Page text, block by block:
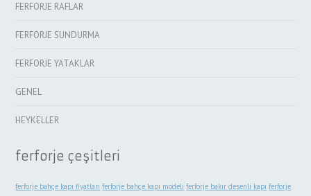
FERFORJE RAFLAR
FERFORJE SUNDURMA
FERFORJE YATAKLAR
GENEL
HEYKELLER
ferforje çeşitleri
ferforje bahçe kapı fiyatları ferforje bahçe kapı modeli ferforje bakır desenli kapı ferforje